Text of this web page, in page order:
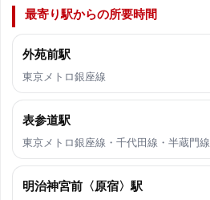
最寄り駅からの所要時間
外苑前駅
東京メトロ銀座線
表参道駅
東京メトロ銀座線・千代田線・半蔵門線
明治神宮前〈原宿〉駅